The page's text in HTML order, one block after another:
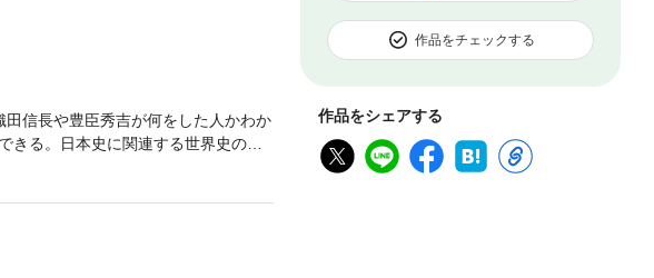
作品をチェックする
作品をシェアする
信長や豊臣秀吉が何をした人かわか
る。日本史に関連する世界史のマ